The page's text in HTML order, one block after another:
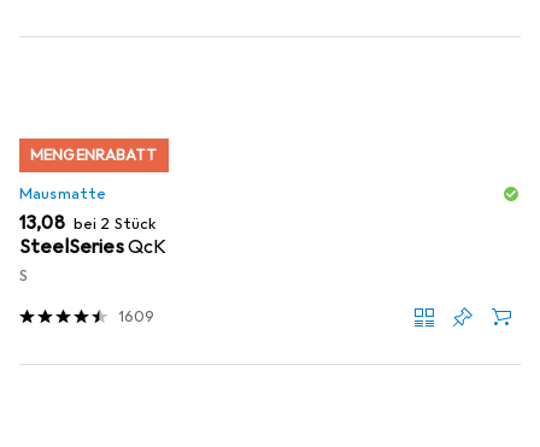
MENGENRABATT
Mausmatte
EUR
13,08 bei 2 Stück
SteelSeriesQcK
S
1609